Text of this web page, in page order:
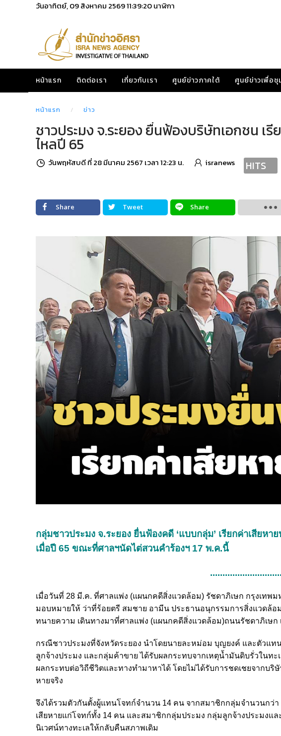
วันอาทิตย์, 09 สิงหาคม 256911:39:21นาฬิกา
หน้าแรก ติดต่อเรา เกี่ยวกับเรา ศูนย์ข่าวภาคใต้ ศูนย์ข่าวเพื่อชุ
หน้าแรก ข่าว
ชาวประมง จ.ระยอง ยื่นฟ้องบริษัทเอกชน เ
ไหลปี 65
วันพฤหัสบดี ที่ 28 มีนาคม 2567 เวลา 12:23 น. isranews HITS
Share Tweet Share
กลุ่มชาวประมง จ.ระยอง ยื่นฟ้องคดี ‘แบบกลุ่ม’ เรียกค่าเสียห
เมื่อปี 65 ขณะที่ศาลฯนัดไต่สวนคำร้องฯ 17 พ.ค.นี้
เมื่อวันที่ 28 มี.ค. ที่ศาลแพ่ง (แผนกคดีสิ่งแวดล้อม) รัชดาภิเษก กรุงเท
มอบหมายให้ ว่าที่ร้อยตรี สมชาย อามีน ประธานอนุกรรมการสิ่งแวดล้
ทนายความ เดินทางมาที่ศาลแพ่ง (แผนกคดีสิ่งแวดล้อม)ถนนรัชดาภิเษ
กรณีชาวประมงที่จังหวัดระยอง นำโดยนายละหม่อม บุญยงค์ และตัวแท
ลูกจ้างประมง และกลุ่มค้าขาย ได้รับผลกระทบจากเหตุน้ำมันดิบรั่วในท
ผลกระทบต่อวิถีชีวิตและทางทำมาหาได้ โดยไม่ได้รับการชดเชยจากบ
หายจริง
จึงได้รวมตัวกันตั้งผู้แทนโจทก์จำนวน 14 คน จากสมาชิกกลุ่มจำนวนกว่
เสียหายแก่โจทก์ทั้ง 14 คน และสมาชิกกลุ่มประมง กลุ่มลูกจ้างประมง
นิเวศน์ทางทะเลให้กลับคืนสภาพเดิม